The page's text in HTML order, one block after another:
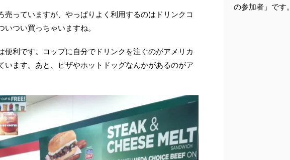
売っていますが、やっぱりよく利用するのはドリンクコ
つい買っちゃいますね。
便利です。コップに自分でドリンクを注ぐのがアメリカ
います。あと、ピザやホットドッグなんかがあるのがア
の参加者」です。